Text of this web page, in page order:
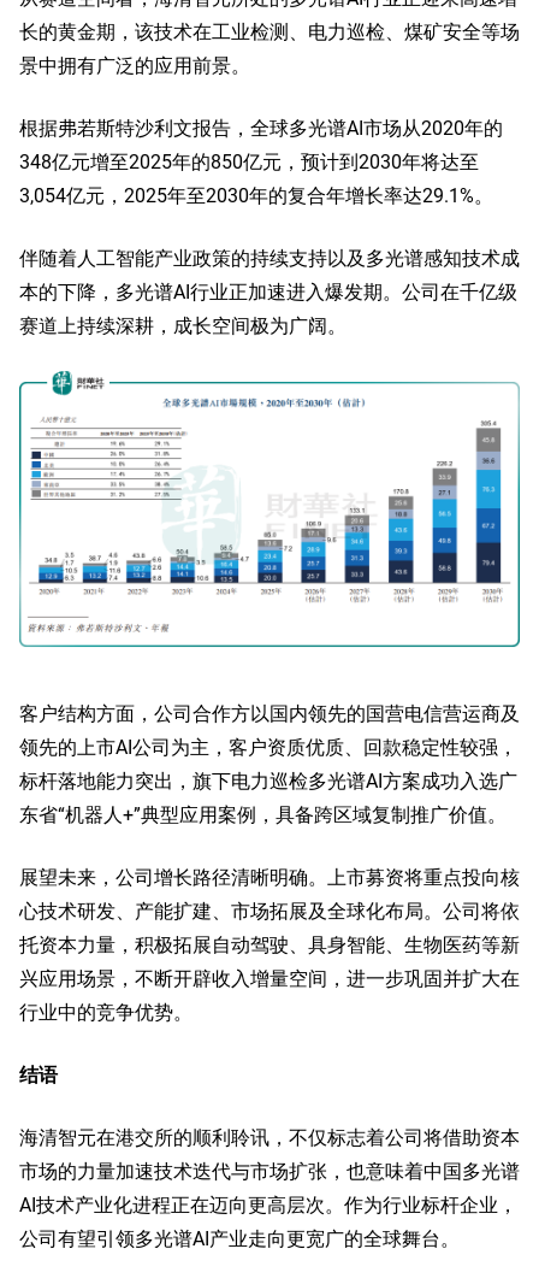
长的黄金期，该技术在工业检测、电力巡检、煤矿安全等场
景中拥有广泛的应用前景。
根据弗若斯特沙利文报告，全球多光谱AI市场从2020年的
348亿元增至2025年的850亿元，预计到2030年将达至
3,054亿元，2025年至2030年的复合年增长率达29.1%。
伴随着人工智能产业政策的持续支持以及多光谱感知技术成
本的下降，多光谱AI行业正加速进入爆发期。公司在千亿级
赛道上持续深耕，成长空间极为广阔。
客户结构方面，公司合作方以国内领先的国营电信营运商及
领先的上市AI公司为主，客户资质优质、回款稳定性较强，
标杆落地能力突出，旗下电力巡检多光谱AI方案成功入选广
东省“机器人+”典型应用案例，具备跨区域复制推广价值。
展望未来，公司增长路径清晰明确。上市募资将重点投向核
心技术研发、产能扩建、市场拓展及全球化布局。公司将依
托资本力量，积极拓展自动驾驶、具身智能、生物医药等新
兴应用场景，不断开辟收入增量空间，进一步巩固并扩大在
行业中的竞争优势。
结语
海清智元在港交所的顺利聆讯，不仅标志着公司将借助资本
市场的力量加速技术迭代与市场扩张，也意味着中国多光谱
AI技术产业化进程正在迈向更高层次。作为行业标杆企业，
公司有望引领多光谱AI产业走向更宽广的全球舞台。